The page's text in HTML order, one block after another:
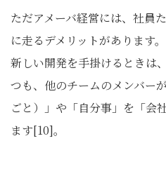
ただアメーバ経営には、社員
に走るデメリットがあります
新しい開発を手掛けるときは
つも、他のチームのメンバー
ごと）」や「自分事」を「会
ます[10]。